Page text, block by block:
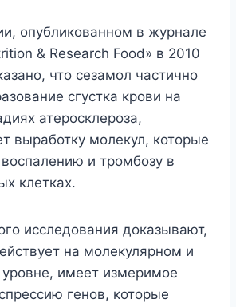
опубликованном в журнале
& Research Food» в 2010
что сезамол частично
сгустка крови на
атеросклероза,
выработку молекул, которые
и тромбозу в
клетках.
исследования доказывают,
на молекулярном и
уровне, имеет измеримое
генов, которые